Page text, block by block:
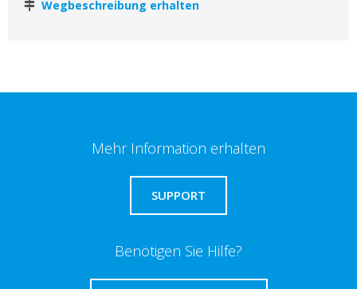
Wegbeschreibung erhalten
Mehr Information erhalten
SUPPORT
Benötigen Sie Hilfe?